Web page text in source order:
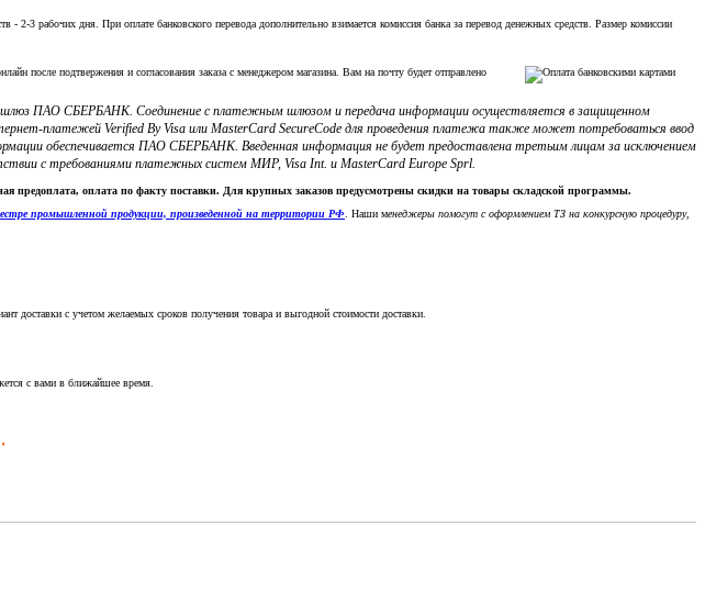
3 рабочих дня. При оплате банковского перевода дополнительно взимается комиссия банка за перевод денежных средств. Размер комиссии
после подтвержения и согласования заказа с менеджером магазина. Вам на почту будет отправлено
ПАО СБЕРБАНК. Соединение с платежным шлюзом и передача информации осуществляется в защищенном
платежей Verified By Visa или MasterCard SecureCode для проведения платежа также может потребоваться ввод
обеспечивается ПАО СБЕРБАНК. Введенная информация не будет предоставлена третьим лицам за исключением
с требованиями платежных систем МИР, Visa Int. и MasterCard Europe Sprl.
предоплата, оплата по факту поставки. Для крупных заказов предусмотрены скидки на товары складской программы.
промышленной продукции, произведенной на территории РФ . Наши менеджеры помогут с оформлением ТЗ на конкурсную процедуру,
доставки с учетом желаемых сроков получения товара и выгодной стоимости доставки.
с вами в ближайшее время.